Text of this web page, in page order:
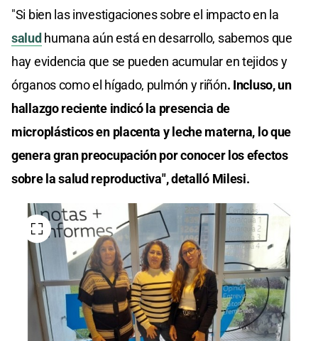
"Si bien las investigaciones sobre el impacto en la
salud humana aún está en desarrollo, sabemos que
hay evidencia que se pueden acumular en tejidos y
órganos como el hígado, pulmón y riñón. Incluso, un
hallazgo reciente indicó la presencia de
microplásticos en placenta y leche materna, lo que
genera gran preocupación por conocer los efectos
sobre la salud reproductiva", detalló Milesi.